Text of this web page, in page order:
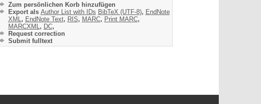
Zum persönlichen Korb hinzufügen
Export als Author List with IDs BibTeX (UTF-8), EndNote
XML , EndNote Text, RIS, MARC, Print MARC,
MARCXML , DC,
Request correction
Submit fulltext